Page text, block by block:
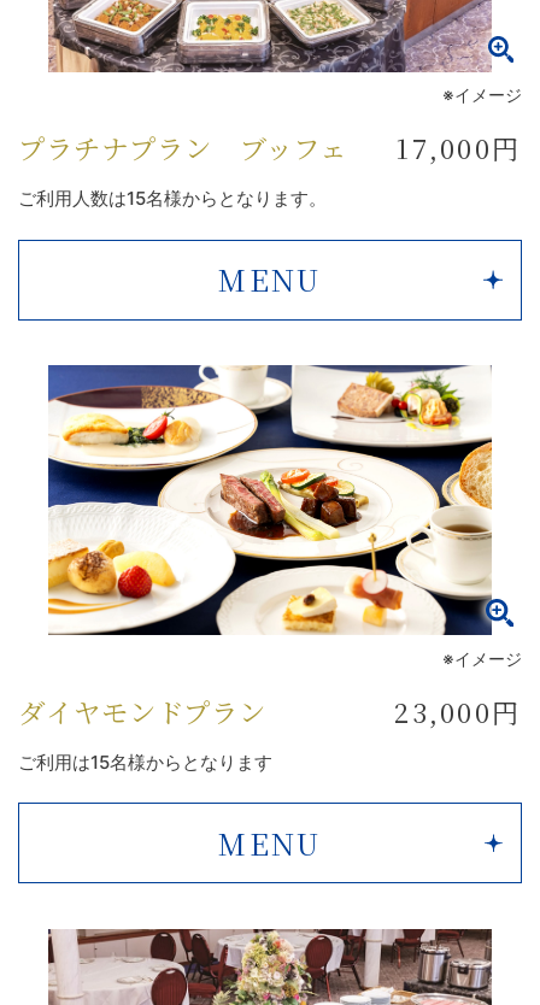
※イメージ
プラチナプラン ブッフェ 17,000円
ご利用人数は15名様からとなります。
MENU
※イメージ
ダイヤモンドプラン 23,000円
ご利用は15名様からとなります
MENU